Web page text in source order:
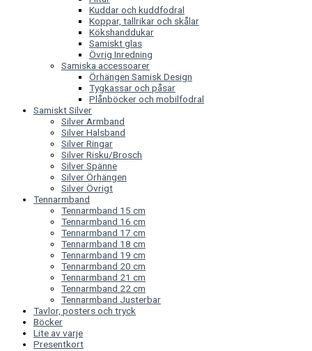
Kuddar och kuddfodral
Koppar, tallrikar och skålar
Kökshanddukar
Samiskt glas
Övrig Inredning
Samiska accessoarer
Örhängen Samisk Design
Tygkassar och påsar
Plånböcker och mobilfodral
Samiskt Silver
Silver Armband
Silver Halsband
Silver Ringar
Silver Risku/Brosch
Silver Spänne
Silver Örhängen
Silver Övrigt
Tennarmband
Tennarmband 15 cm
Tennarmband 16 cm
Tennarmband 17 cm
Tennarmband 18 cm
Tennarmband 19 cm
Tennarmband 20 cm
Tennarmband 21 cm
Tennarmband 22 cm
Tennarmband Justerbar
Tavlor, posters och tryck
Böcker
Lite av varje
Presentkort